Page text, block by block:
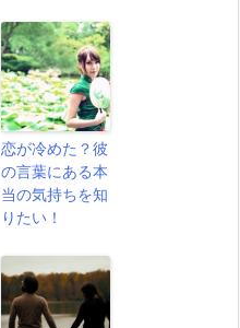
恋が冷めた？彼
の言葉にある本
当の気持ちを知
りたい！